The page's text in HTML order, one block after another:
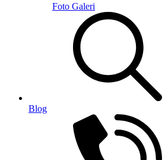
Foto Galeri
Blog